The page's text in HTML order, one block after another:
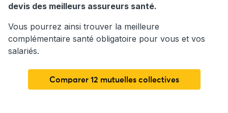
devis des meilleurs assureurs santé.
Vous pourrez ainsi trouver la meilleure
complémentaire santé obligatoire pour vous et vos
salariés.
Comparer 12 mutuelles collectives